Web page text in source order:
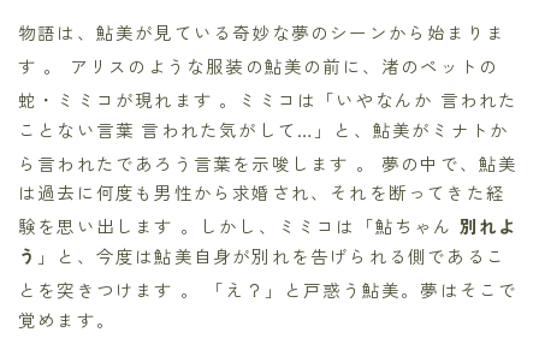
物語は、鮎美が見ている奇妙な夢のシーンから始まりま
す 。 アリスのような服装の鮎美の前に、渚のペットの
蛇・ミミコが現れます 。ミミコは「いやなんか 言われた
ことない言葉 言われた気がして…」と、鮎美がミナトか
ら言われたであろう言葉を示唆します 。 夢の中で、鮎美
は過去に何度も男性から求婚され、それを断ってきた経
験を思い出します 。しかし、ミミコは「鮎ちゃん 別れよ
う 」と、今度は鮎美自身が別れを告げられる側であるこ
とを突きつけます 。 「え？」と戸惑う鮎美。夢はそこで
覚めます。